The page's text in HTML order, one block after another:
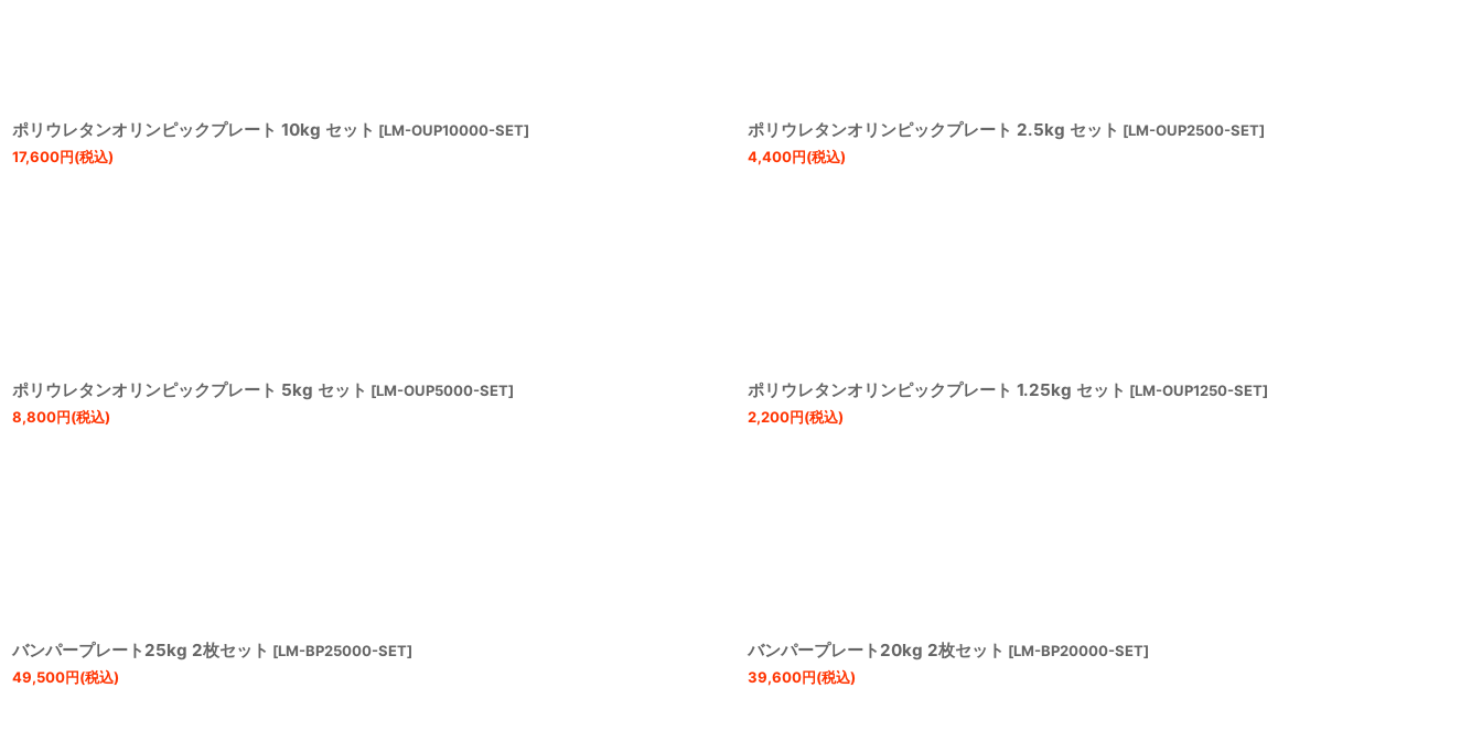
ポリウレタンオリンピックプレート 10kg セット [LM-OUP10000-SET]
17,600円(税込)
ポリウレタンオリンピックプレート 2.5kg セット [LM-OUP2500-SET]
4,400円(税込)
ポリウレタンオリンピックプレート 5kg セット [LM-OUP5000-SET]
8,800円(税込)
ポリウレタンオリンピックプレート 1.25kg セット [LM-OUP1250-SET]
2,200円(税込)
バンパープレート25kg 2枚セット [LM-BP25000-SET]
49,500円(税込)
バンパープレート20kg 2枚セット [LM-BP20000-SET]
39,600円(税込)